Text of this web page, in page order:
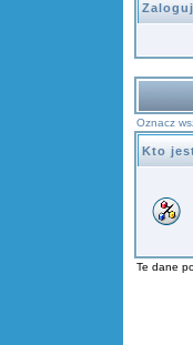
Zaloguj
Oznacz
Kto
Te dane